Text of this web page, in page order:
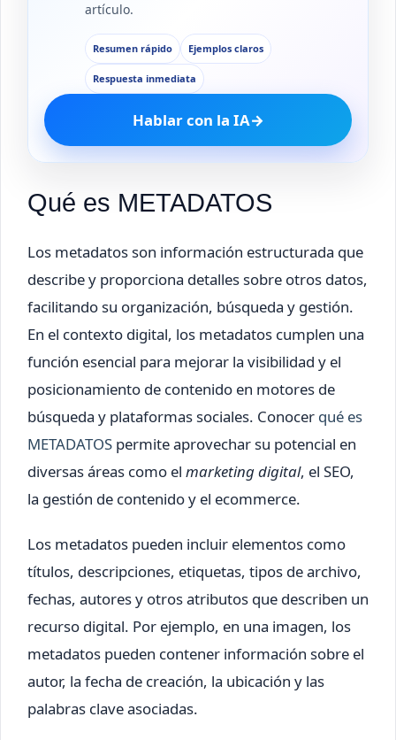
artículo.
Resumen rápido Ejemplos claros
Respuesta inmediata
Hablar con la IA→
Qué es METADATOS
Los metadatos son información estructurada que
describe y proporciona detalles sobre otros datos,
facilitando su organización, búsqueda y gestión.
En el contexto digital, los metadatos cumplen una
función esencial para mejorar la visibilidad y el
posicionamiento de contenido en motores de
búsqueda y plataformas sociales. Conocer qué es
METADATOS permite aprovechar su potencial en
diversas áreas como el marketing digital, el SEO,
la gestión de contenido y el ecommerce.
Los metadatos pueden incluir elementos como
títulos, descripciones, etiquetas, tipos de archivo,
fechas, autores y otros atributos que describen un
recurso digital. Por ejemplo, en una imagen, los
metadatos pueden contener información sobre el
autor, la fecha de creación, la ubicación y las
palabras clave asociadas.